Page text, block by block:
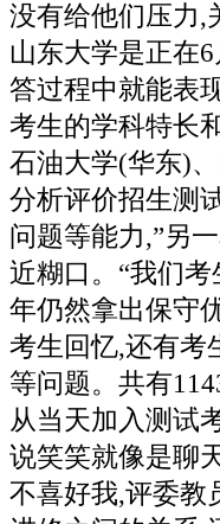
没有给他们压力,
山东大学是正在
答过程中就能表
考生的学科特长
石油大学(华东)
分析评价招生测
问题等能力,”另
近糊口。“我们
年仍然拿出保守
考生回忆,还有考
等问题。共有
从当天加入测试
说笑笑就像是聊
不喜好我,评委教